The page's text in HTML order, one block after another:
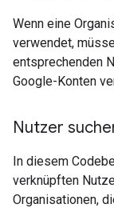
Wenn eine
verwendet,
entsprechenden
Google-Konten
Nutzer
In diesem
verknüpften
Organisationen,